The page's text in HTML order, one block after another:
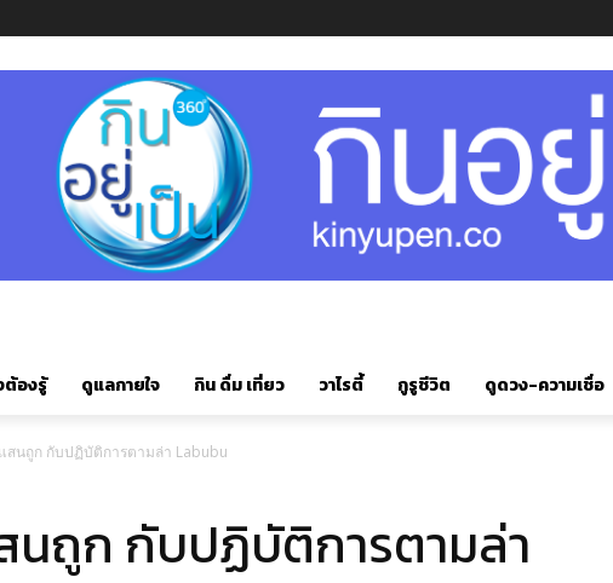
ต้องรู้ ดูแลกายใจ กิน ดื่ม เที่ยว วาไรตี้ กูรูชีวิต ดูดวง-ความเชื่อ
สนถูก กับปฏิบัติการตามล่า Labubu
นถูก กับปฏิบัติการตามล่า